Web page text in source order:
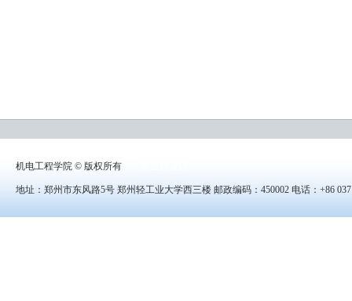
机电工程学院 © 版权所有
地址：郑州市东风路5号 郑州轻工业大学西三楼 邮政编码：450002 电话：+86